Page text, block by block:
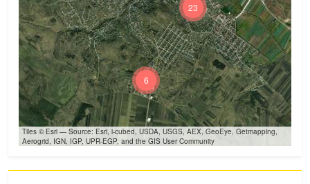
23
6
Tiles © Esri — Source: Esri, i-cubed, USDA, USGS, AEX, GeoEye, Getmapping,
Aerogrid, IGN, IGP, UPR-EGP, and the GIS User Community